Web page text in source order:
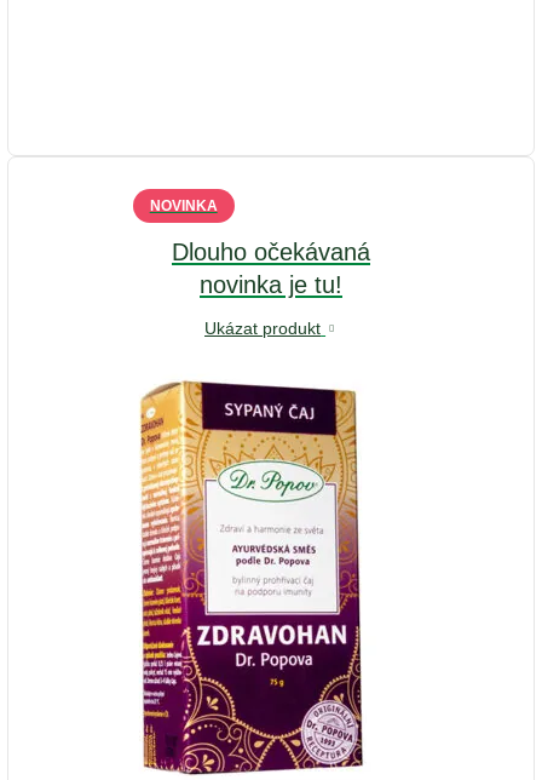
NOVINKA
Dlouho očekávaná
novinka je tu!
Ukázat produkt